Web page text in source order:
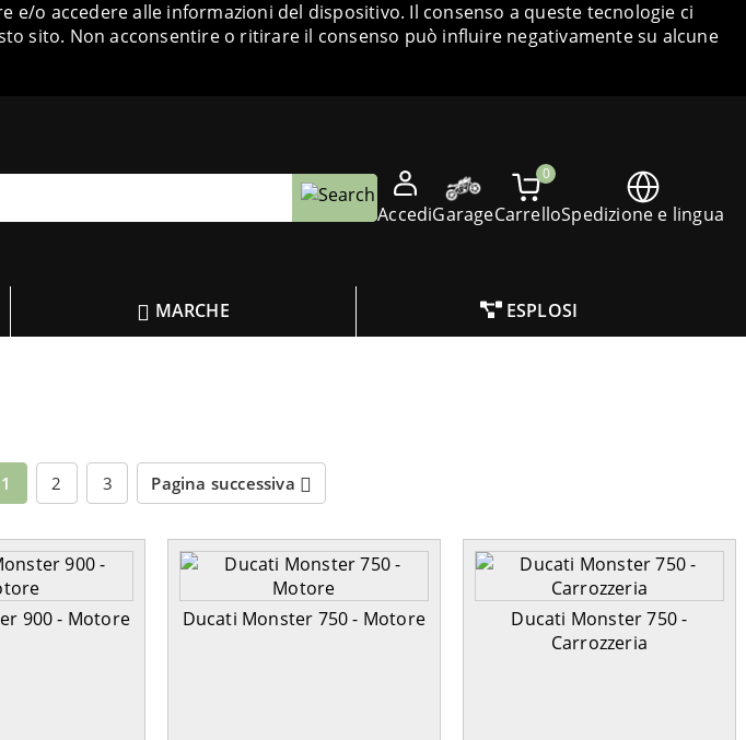
o accedere alle informazioni del dispositivo. Il consenso a queste tecnologie ci
sito. Non acconsentire o ritirare il consenso può influire negativamente su alcune
AccediGarage
0
CarrelloSpedizione e lingua
MARCHE ESPLOSI
1 2 3 Pagina successiva
900 - Motore Ducati Monster 750 - Motore
Ducati Monster 750 -
Carrozzeria